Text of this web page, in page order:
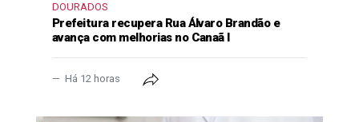
DOURADOS
Prefeitura recupera Rua Álvaro Brandão e
avança com melhorias no Canaã I
Há 12 horas